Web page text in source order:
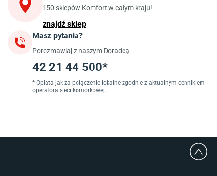
Szafki pod zlewozmywak
Blaty kuchenne laminowane
Jadalnia
Stoły do jadalni
Krzesła do jadalni
Dywany szare
Lampy w stylu loftowym
Lampy wiszące do jadalni
150 sklepów Komfort w całym kraju!
znajdź sklep
Masz pytania?
Porozmawiaj z naszym Doradcą
42 21 44 500*
* Opłata jak za połączenie lokalne zgodnie z aktualnym cennikiem
operatora sieci komórkowej.